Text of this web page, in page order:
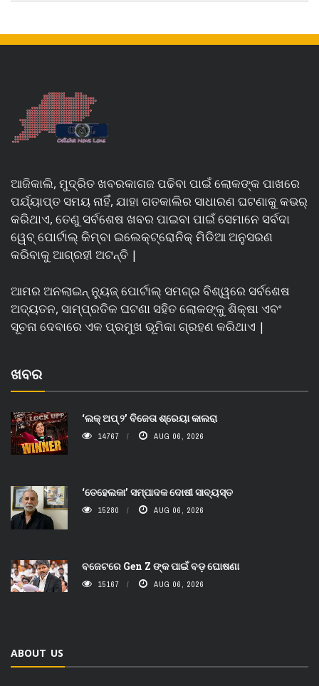
ଆଜିକାଲି, ମୁଦ୍ରିତ ଖବରକାଗଜ ପଢିବା ପାଇଁ ଲୋକଙ୍କ ପାଖରେ
ପର୍ଯ୍ୟାପ୍ତ ସମୟ ନାହିଁ, ଯାହା ଗତକାଲିର ସାଧାରଣ ଘଟଣାକୁ କଭର୍
କରିଥାଏ, ତେଣୁ ସର୍ବଶେଷ ଖବର ପାଇବା ପାଇଁ ସେମାନେ ସର୍ବଦା
ୱେବ୍ ପୋର୍ଟାଲ୍ କିମ୍ବା ଇଲେକ୍ଟ୍ରୋନିକ୍ ମିଡିଆ ଅନୁସରଣ
କରିବାକୁ ଆଗ୍ରହୀ ଅଟନ୍ତି |
ଆମର ଅନଲାଇନ୍ ନ୍ୟୁଜ୍ ପୋର୍ଟାଲ୍ ସମଗ୍ର ବିଶ୍ୱରେ ସର୍ବଶେଷ
ଅଦ୍ୟତନ, ସାମ୍ପ୍ରତିକ ଘଟଣା ସହିତ ଲୋକଙ୍କୁ ଶିକ୍ଷା ଏବଂ
ସୂଚନା ଦେବାରେ ଏକ ପ୍ରମୁଖ ଭୂମିକା ଗ୍ରହଣ କରିଥାଏ |
ଖବର
‘ଲକ୍ ଅପ୍ ୨’ ବିଜେତା ଶ୍ରେୟା କାଲରା
14767 AUG 06, 2026
‘ତେହେଲକା’ ସମ୍ପାଦକ ଦୋଷୀ ସାବ୍ୟସ୍ତ
15280 AUG 06, 2026
ବଜେଟରେ Gen Z ଙ୍କ ପାଇଁ ବଡ଼ ଘୋଷଣା
15167 AUG 06, 2026
ABOUT US